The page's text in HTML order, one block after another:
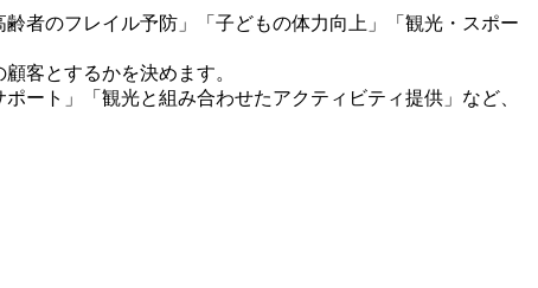
者のフレイル予防」「子どもの体力向上」「観光・スポー
客とするかを決めます。
ート」「観光と組み合わせたアクティビティ提供」など、